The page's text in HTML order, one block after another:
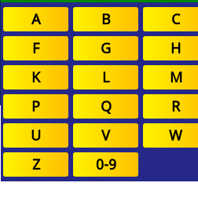
A B C
F
G H
K
L M
P
Q R
U
V W
Z
0-9